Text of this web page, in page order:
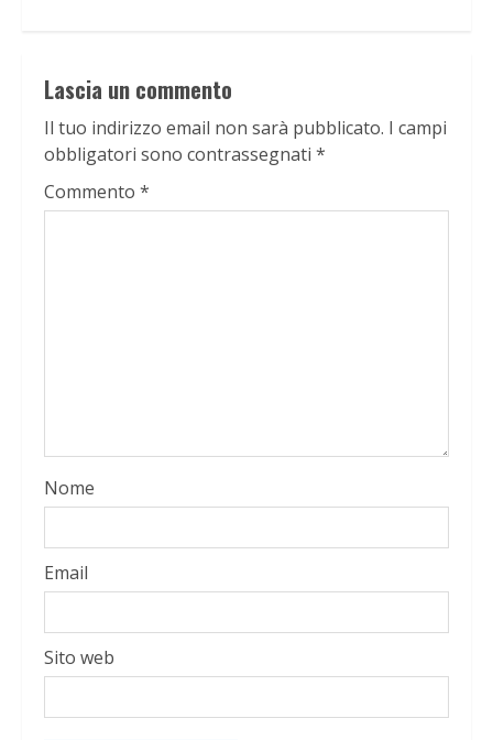
Lascia un commento
Il tuo indirizzo email non sarà pubblicato. I campi
obbligatori sono contrassegnati *
Commento *
Nome
Email
Sito web